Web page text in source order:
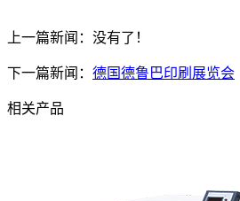
上一篇新闻：没有了！
下一篇新闻： 德国德鲁巴印刷展览会
相关产品